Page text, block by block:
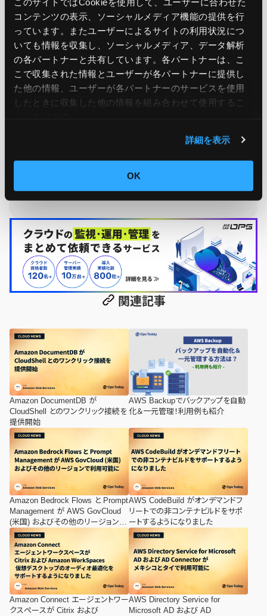
コンテンツの表示、ソーシャルメディア機能の提供を行
っています。またユーザーによるサイトの利用状況につ
いても情報を収集し、ソーシャルメディア、データ解析
の各パートナーと共有しています。各パートナーは、こ
こで収集された情報とユーザーが各パートナーに提供し
た他の情報、ユーザーが各パートナーのサービスを使用
したときに収集した他の情報を組み合わせて使用​​するこ
詳細を表示
OK
ーバー運用監視実績50,000台の実績をもとに、システム運用
関連記事
Amazon DocumentDB が
CloudShell とのワンクリック接続を
提供開始
AWS Backupでバックアップを自動
化＆一元管理！利用例も紹介
Amazon Bedrock Flows と Prompt
Management が AWS GovCloud
(米国) およびその他のリージョンで
利用可能に
AWS CodeBuild がオンデマンドフ
リートでの非コンテナビルドをサポ
ートするようになりました
Amazon Connect エージェントワー
クスペースが Citrix および
AWS Directory Service for
Microsoft AD および AD